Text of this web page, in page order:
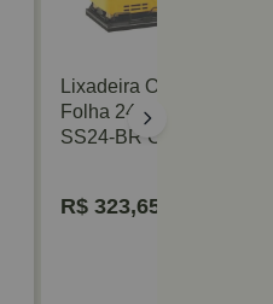
Lixadeira Orbital 1/4 De
Folha 240W 127V
SS24-BR Com Coletor
R$ 323,65